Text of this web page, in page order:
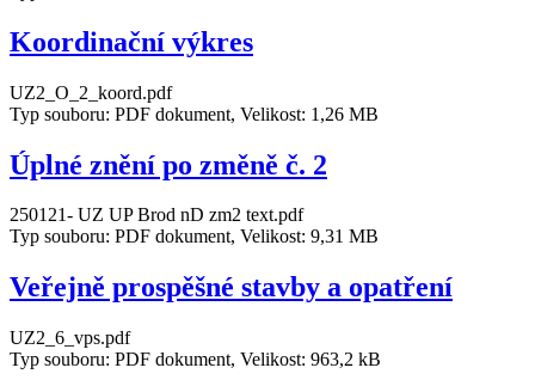
Koordinační výkres
UZ2_O_2_koord.pdf
Typ souboru: PDF dokument, Velikost: 1,26 MB
Úplné znění po změně č. 2
250121- UZ UP Brod nD zm2 text.pdf
Typ souboru: PDF dokument, Velikost: 9,31 MB
Veřejně prospěšné stavby a opatření
UZ2_6_vps.pdf
Typ souboru: PDF dokument, Velikost: 963,2 kB